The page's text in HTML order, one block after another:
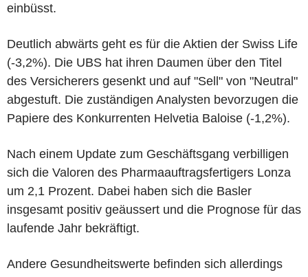
einbüsst.
Deutlich abwärts geht es für die Aktien der Swiss Life
(-3,2%). Die UBS hat ihren Daumen über den Titel
des Versicherers gesenkt und auf "Sell" von "Neutral"
abgestuft. Die zuständigen Analysten bevorzugen die
Papiere des Konkurrenten Helvetia Baloise (-1,2%).
Nach einem Update zum Geschäftsgang verbilligen
sich die Valoren des Pharmaauftragsfertigers Lonza
um 2,1 Prozent. Dabei haben sich die Basler
insgesamt positiv geäussert und die Prognose für das
laufende Jahr bekräftigt.
Andere Gesundheitswerte befinden sich allerdings